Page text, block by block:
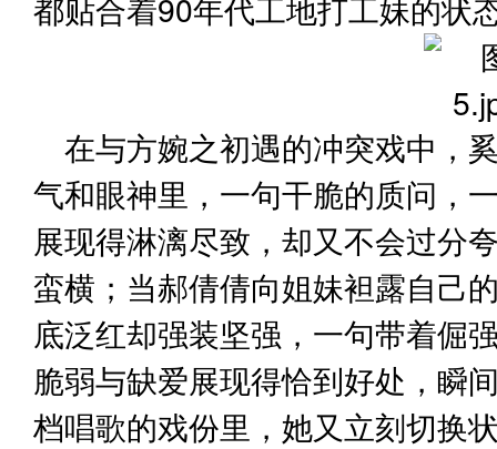
都贴合着90年代工地打工妹的状
在与方婉之初遇的冲突戏中，
气和眼神里，一句干脆的质问，
展现得淋漓尽致，却又不会过分
蛮横；当郝倩倩向姐妹袒露自己
底泛红却强装坚强，一句带着倔
脆弱与缺爱展现得恰到好处，瞬
档唱歌的戏份里，她又立刻切换